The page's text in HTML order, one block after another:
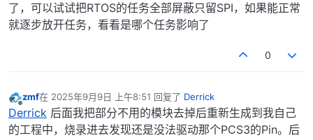
了，可以试试把RTOS的任务全部屏蔽只留SPI，如果能正常
就逐步放开任务，看看是哪个任务影响了
0
离线
zmf在 2025年9月9日 上午8:51 回复了 Derrick
最后由 编辑
Derrick 后面我把部分不用的模块去掉后重新生成到我自己
的工程中，烧录进去发现还是没法驱动那个PCS3的Pin。后